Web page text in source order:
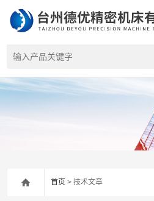
首页 > 技术文章